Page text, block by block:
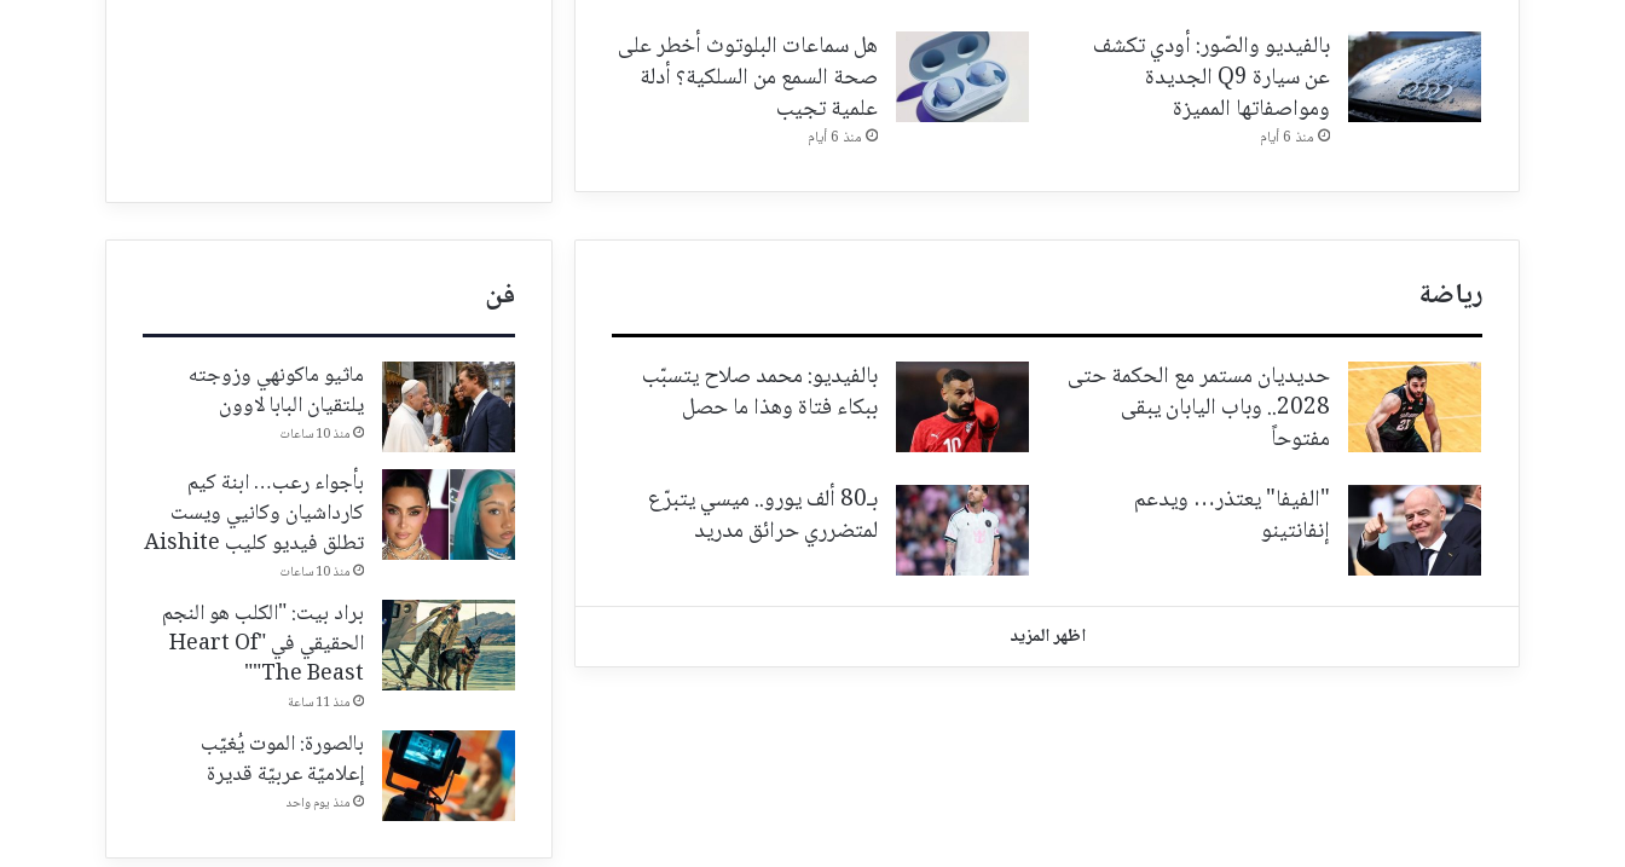
بالفيديو والصّور: أودي تكشف
عن سيارة Q9 الجديدة
ومواصفاتها المميزة
منذ 6 أيام
هل سماعات البلوتوث أخطر على
صحة السمع من السلكية؟ أدلة
علمية تجيب
منذ 6 أيام
رياضة
حديديان مستمر مع الحكمة حتى
2028.. وباب اليابان يبقى
مفتوحاً
بالفيديو: محمد صلاح يتسبّب
ببكاء فتاة وهذا ما حصل
"الفيفا" يعتذر… ويدعم
إنفانتينو
بـ80 ألف يورو.. ميسي يتبرّع
لمتضرري حرائق مدريد
اظهر المزيد
فن
ماثيو ماكونهي وزوجته
يلتقيان البابا لاوون
منذ 10 ساعات
بأجواء رعب… ابنة كيم
كارداشيان وكانيي ويست
تطلق فيديو كليب Aishite
منذ 10 ساعات
براد بيت: "الكلب هو النجم
الحقيقي في "Heart Of
The Beast""
منذ 11 ساعة
بالصورة: الموت يُغيّب
إعلاميّة عربيّة قديرة
منذ يوم واحد